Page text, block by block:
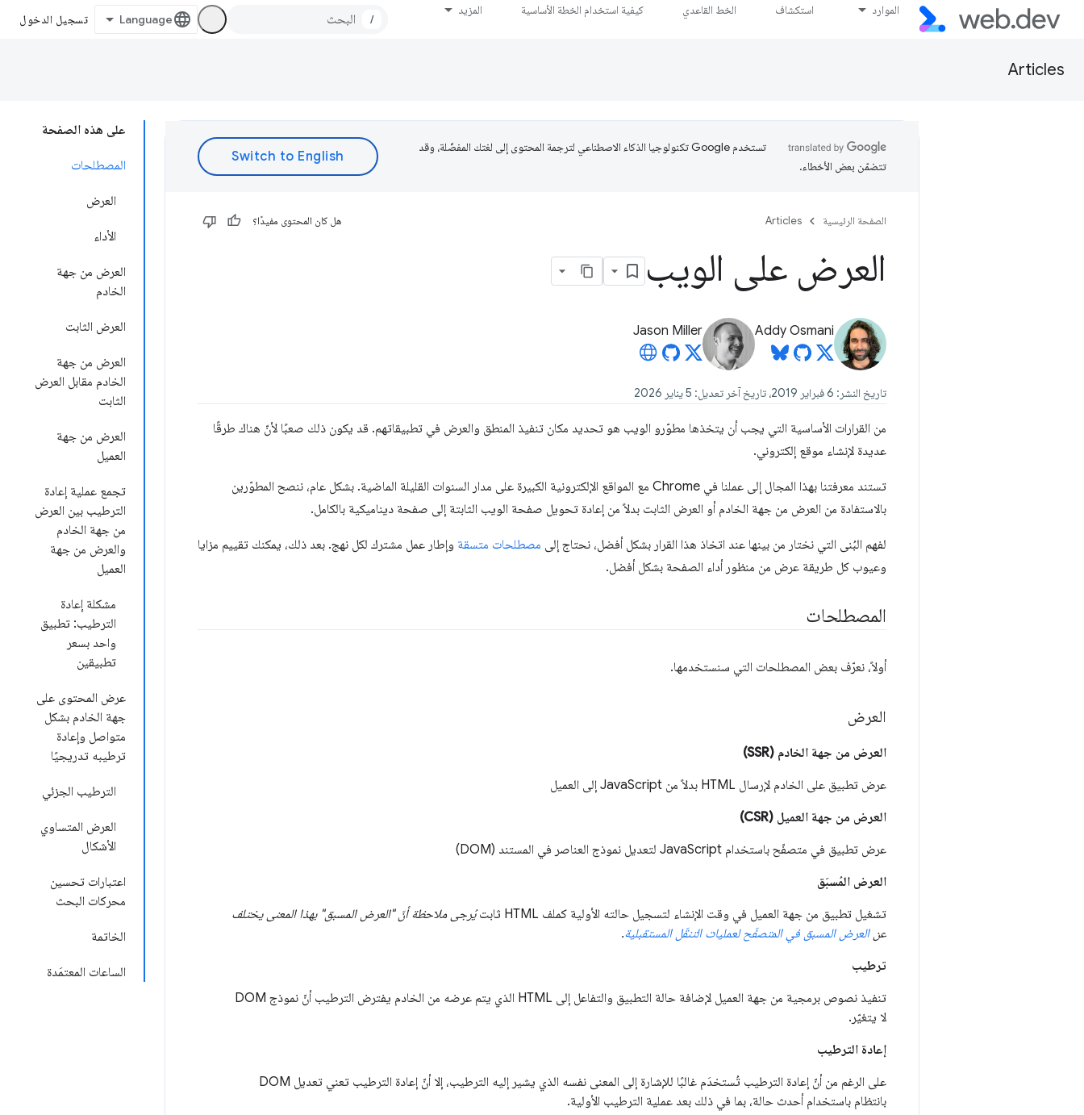
الموارد استكشاف الخط القاعدي كيفية استخدام الخطة الأساسية المزيد
/ تسجيل الدخول
Articles
على هذه الصفحة
المصطلحات
العرض
الأداء
العرض من جهة
الخادم
العرض الثابت
العرض من جهة
الخادم مقابل العرض
الثابت
العرض من جهة
العميل
تجمع عملية إعادة
الترطيب بين العرض
من جهة الخادم
والعرض من جهة
العميل
مشكلة إعادة
الترطيب: تطبيق
واحد بسعر
تطبيقين
عرض المحتوى على
جهة الخادم بشكل
متواصل وإعادة
ترطيبه تدريجيًا
الترطيب الجزئي
العرض المتساوي
الأشكال
اعتبارات تحسين
محركات البحث
الخاتمة
الساعات المعتمَدة
تستخدم Google تكنولوجيا الذكاء الاصطناعي لترجمة المحتوى إلى لغتك المفضّلة، وقد
تتضمّن بعض الأخطاء.
الصفحة الرئيسية Articles هل كان المحتوى مفيدًا؟
العرض على الويب
Addy Osmani
Jason Miller
تاريخ النشر: 6 فبراير 2019، تاريخ آخر تعديل: 5 يناير 2026
من القرارات الأساسية التي يجب أن يتخذها مطوّرو الويب هو تحديد مكان تنفيذ المنطق والعرض في تطبيقاتهم. قد يكون ذلك صعبًا لأنّ هناك طرقًا
عديدة لإنشاء موقع إلكتروني.
تستند معرفتنا بهذا المجال إلى عملنا في Chrome مع المواقع الإلكترونية الكبيرة على مدار السنوات القليلة الماضية. بشكل عام، ننصح المطوّرين
بالاستفادة من العرض من جهة الخادم أو العرض الثابت بدلاً من إعادة تحويل صفحة الويب الثابتة إلى صفحة ديناميكية بالكامل.
لفهم البُنى التي نختار من بينها عند اتخاذ هذا القرار بشكل أفضل، نحتاج إلى مصطلحات متسقة وإطار عمل مشترك لكل نهج. بعد ذلك، يمكنك تقييم مزايا
وعيوب كل طريقة عرض من منظور أداء الصفحة بشكل أفضل.
المصطلحات
أولاً، نعرّف بعض المصطلحات التي سنستخدمها.
العرض
العرض من جهة الخادم (SSR)
عرض تطبيق على الخادم لإرسال HTML بدلاً من JavaScript إلى العميل
العرض من جهة العميل (CSR)
عرض تطبيق في متصفّح باستخدام JavaScript لتعديل نموذج العناصر في المستند (DOM)
العرض المُسبَق
تشغيل تطبيق من جهة العميل في وقت الإنشاء لتسجيل حالته الأولية كملف HTML ثابت
يُرجى ملاحظة أنّ "العرض المسبق" بهذا المعنى يختلف
عنالعرض المسبق في المتصفّح لعمليات التنقّل المستقبلية.
ترطيب
تنفيذ نصوص برمجية من جهة العميل لإضافة حالة التطبيق والتفاعل إلى HTML الذي يتم عرضه من الخادم يفترض الترطيب أنّ نموذج DOM
لا يتغيّر.
إعادة الترطيب
على الرغم من أنّ إعادة الترطيب تُستخدَم غالبًا للإشارة إلى المعنى نفسه الذي يشير إليه الترطيب، إلا أنّ إعادة الترطيب تعني تعديل DOM
بانتظام باستخدام أحدث حالة، بما في ذلك بعد عملية الترطيب الأولية.